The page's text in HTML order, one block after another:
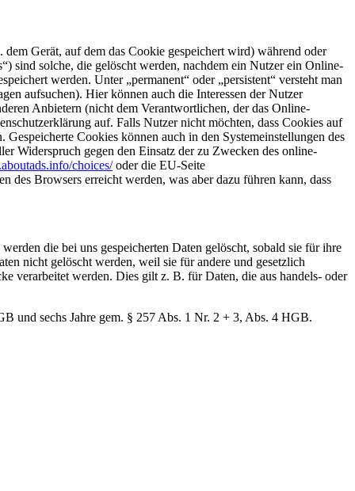
Gerät, auf dem das Cookie gespeichert wird) während oder
sind solche, die gelöscht werden, nachdem ein Nutzer ein Online-
werden. Unter „permanent“ oder „persistent“ versteht man
aufsuchen). Hier können auch die Interessen der Nutzer
Anbietern (nicht dem Verantwortlichen, der das Online-
auf. Falls Nutzer nicht möchten, dass Cookies auf
Cookies können auch in den Systemeinstellungen des
Widerspruch gegen den Einsatz der zu Zwecken des online-
choices/oder die EU-Seite
Browsers erreicht werden, was aber dazu führen kann, dass
die bei uns gespeicherten Daten gelöscht, sobald sie für ihre
nicht gelöscht werden, weil sie für andere und gesetzlich
verarbeitet werden. Dies gilt z. B. für Daten, die aus handels- oder
und sechs Jahre gem. § 257 Abs. 1 Nr. 2 + 3, Abs. 4 HGB.